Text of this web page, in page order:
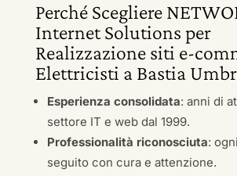
Perché Scegliere
Internet Solutions per
Realizzazione siti e-
Elettricisti a Bastia
Esperienza consolidata: anni di
settore IT e web dal 1999.
Professionalità riconosciuta:
seguito con cura e attenzione.